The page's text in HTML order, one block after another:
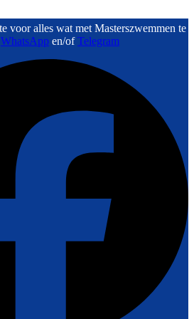
voor alles wat met Masterszwemmen te
WhatsApp en/ofTelegram